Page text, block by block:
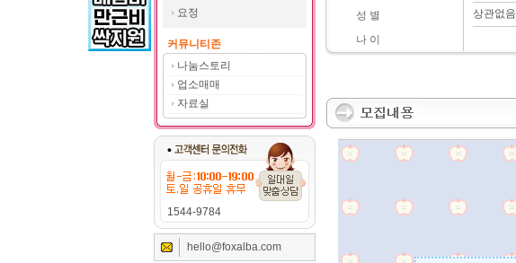
요정
커뮤니티존
나눔스토리
업소매매
자료실
1544-9784
hello@foxalba.com
성 별
나 이
상관없음